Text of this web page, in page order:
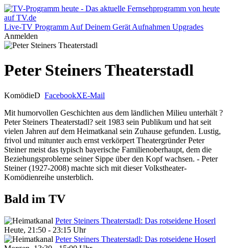
Live-TV Programm Auf Deinem Gerät Aufnahmen Upgrades
Anmelden
Peter Steiners Theaterstadl
KomödieD FacebookXE-Mail
Mit humorvollen Geschichten aus dem ländlichen Milieu unterhält ?
Peter Steiners Theaterstadl? seit 1983 sein Publikum und hat seit
vielen Jahren auf dem Heimatkanal sein Zuhause gefunden. Lustig,
frivol und mitunter auch ernst verkörpert Theatergründer Peter
Steiner meist das typisch bayerische Familienoberhaupt, dem die
Beziehungsprobleme seiner Sippe über den Kopf wachsen. - Peter
Steiner (1927-2008) machte sich mit dieser Volkstheater-
Komödienreihe unsterblich.
Bald im TV
Peter Steiners Theaterstadl: Das rotseidene Hoserl
Heute, 21:50 - 23:15 Uhr
Peter Steiners Theaterstadl: Das rotseidene Hoserl